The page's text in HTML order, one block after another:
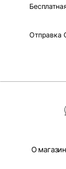
Отправка
О